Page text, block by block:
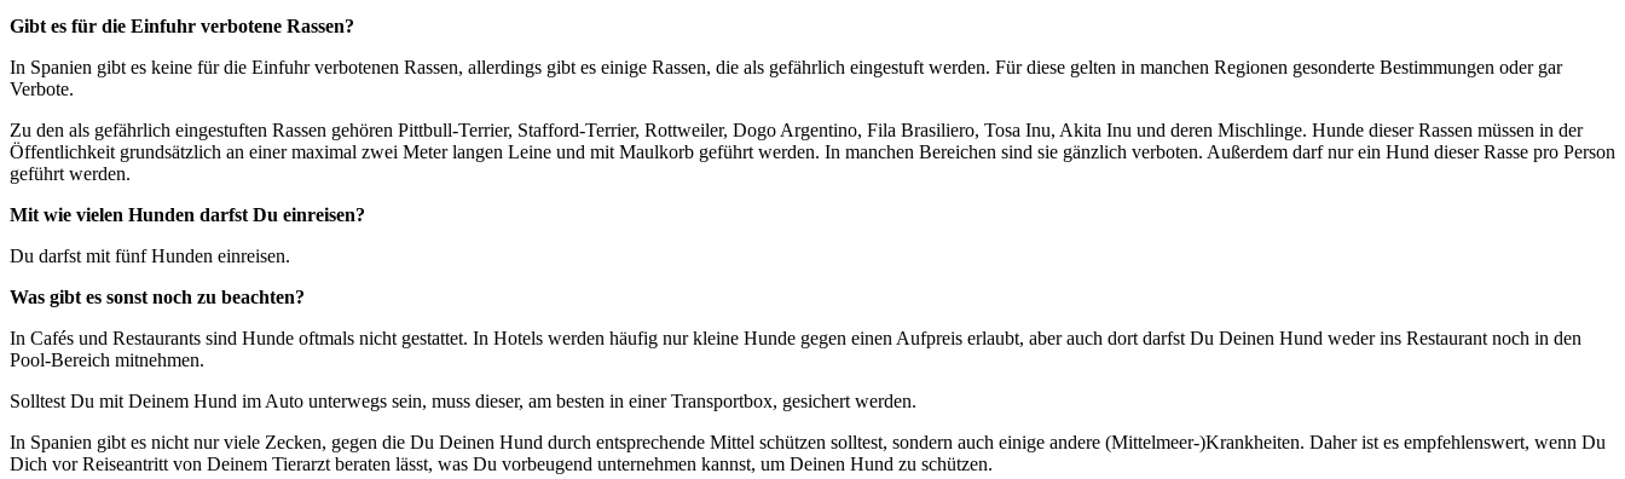
Gibt es für die Einfuhr verbotene Rassen?
In Spanien gibt es keine für die Einfuhr verbotenen Rassen, allerdings gibt es einige Rassen, die als gefährlich eingestuft werden. Für diese gelten in manchen Regionen gesonderte Bestimmungen oder gar
Verbote.
Zu den als gefährlich eingestuften Rassen gehören Pittbull-Terrier, Stafford-Terrier, Rottweiler, Dogo Argentino, Fila Brasiliero, Tosa Inu, Akita Inu und deren Mischlinge. Hunde dieser Rassen müssen in der
Öffentlichkeit grundsätzlich an einer maximal zwei Meter langen Leine und mit Maulkorb geführt werden. In manchen Bereichen sind sie gänzlich verboten. Außerdem darf nur ein Hund dieser Rasse pro Person
geführt werden.
Mit wie vielen Hunden darfst Du einreisen?
Du darfst mit fünf Hunden einreisen.
Was gibt es sonst noch zu beachten?
In Cafés und Restaurants sind Hunde oftmals nicht gestattet. In Hotels werden häufig nur kleine Hunde gegen einen Aufpreis erlaubt, aber auch dort darfst Du Deinen Hund weder ins Restaurant noch in den
Pool-Bereich mitnehmen.
Solltest Du mit Deinem Hund im Auto unterwegs sein, muss dieser, am besten in einer Transportbox, gesichert werden.
In Spanien gibt es nicht nur viele Zecken, gegen die Du Deinen Hund durch entsprechende Mittel schützen solltest, sondern auch einige andere (Mittelmeer-)Krankheiten. Daher ist es empfehlenswert, wenn Du
Dich vor Reiseantritt von Deinem Tierarzt beraten lässt, was Du vorbeugend unternehmen kannst, um Deinen Hund zu schützen.